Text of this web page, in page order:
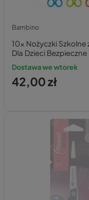
Bambino
10x Nożyczki Szkolne
Dla Dzieci Bezpieczne
Bambino
Dostawa we wtorek
42,00 zł